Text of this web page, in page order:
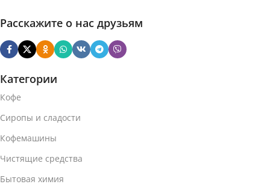
Расскажите о нас друзьям
Категории
Кофе
Сиропы и сладости
Кофемашины
Чистящие средства
Бытовая химия